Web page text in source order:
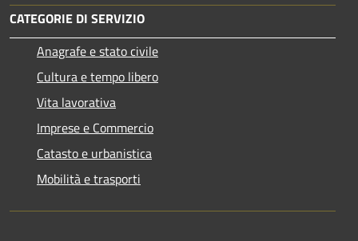
CATEGORIE DI SERVIZIO
Anagrafe e stato civile
Cultura e tempo libero
Vita lavorativa
Imprese e Commercio
Catasto e urbanistica
Mobilità e trasporti